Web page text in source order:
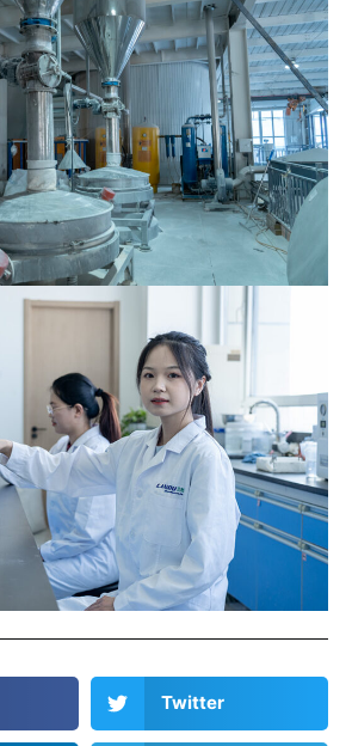
Twitter